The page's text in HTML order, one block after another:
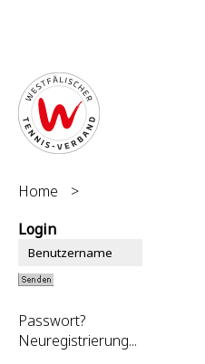
Home
>
Login
Passwort?
Neuregistrierung...